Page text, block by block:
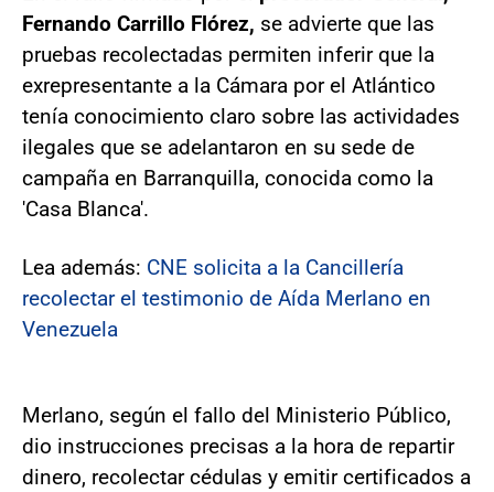
Fernando Carrillo Flórez, se advierte que las
pruebas recolectadas permiten inferir que la
exrepresentante a la Cámara por el Atlántico
tenía conocimiento claro sobre las actividades
ilegales que se adelantaron en su sede de
campaña en Barranquilla, conocida como la
'Casa Blanca'.
Lea además: CNE solicita a la Cancillería
recolectar el testimonio de Aída Merlano en
Venezuela
Merlano, según el fallo del Ministerio Público,
dio instrucciones precisas a la hora de repartir
dinero, recolectar cédulas y emitir certificados a